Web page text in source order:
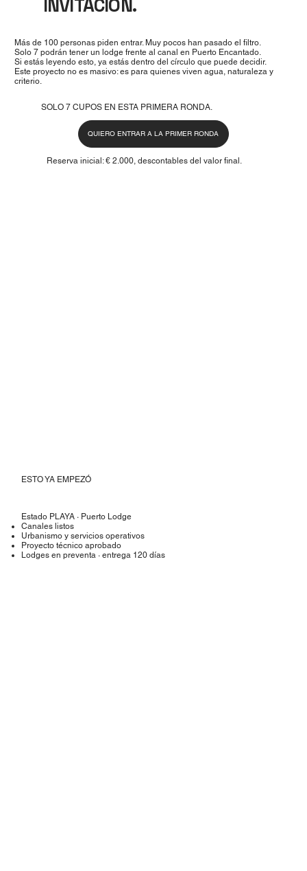
INVITACIÓN.
Más de 100 personas piden entrar. Muy pocos han pasado el filtro.
Solo 7 podrán tener un lodge frente al canal en Puerto Encantado.
Si estás leyendo esto, ya estás dentro del círculo que puede decidir.
Este proyecto no es masivo: es para quienes viven agua, naturaleza y
criterio.
SOLO 7 CUPOS EN ESTA PRIMERA RONDA.
QUIERO ENTRAR A LA PRIMER RONDA
Reserva inicial: € 2.000, descontables del valor final.
ESTO YA EMPEZÓ
Estado PLAYA · Puerto Lodge
Canales listos
Urbanismo y servicios operativos
Proyecto técnico aprobado
Lodges en preventa · entrega 120 días